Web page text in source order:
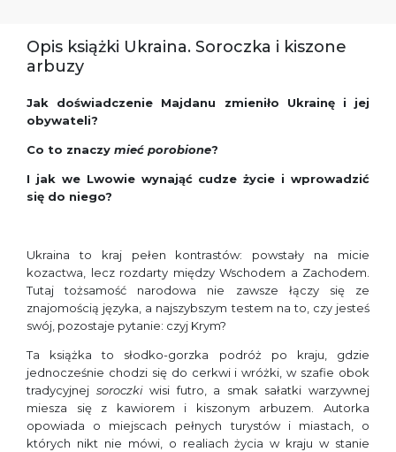
Opis książki Ukraina. Soroczka i kiszone
arbuzy
Jak doświadczenie Majdanu zmieniło Ukrainę i jej
obywateli?
Co to znaczy mieć porobione?
I jak we Lwowie wynająć cudze życie i wprowadzić
się do niego?
Ukraina to kraj pełen kontrastów: powstały na micie
kozactwa, lecz rozdarty między Wschodem a Zachodem.
Tutaj tożsamość narodowa nie zawsze łączy się ze
znajomością języka, a najszybszym testem na to, czy jesteś
swój, pozostaje pytanie: czyj Krym?
Ta książka to słodko-gorzka podróż po kraju, gdzie
jednocześnie chodzi się do cerkwi i wróżki, w szafie obok
tradycyjnej soroczkiwisi futro, a smak sałatki warzywnej
miesza się z kawiorem i kiszonym arbuzem. Autorka
opowiada o miejscach pełnych turystów i miastach, o
których nikt nie mówi, o realiach życia w kraju w stanie